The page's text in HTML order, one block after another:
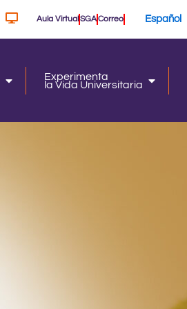
Aula VirtualSGACorreo Español
Open Conoce
la Universidad
Experimenta
la Vida Universitaria